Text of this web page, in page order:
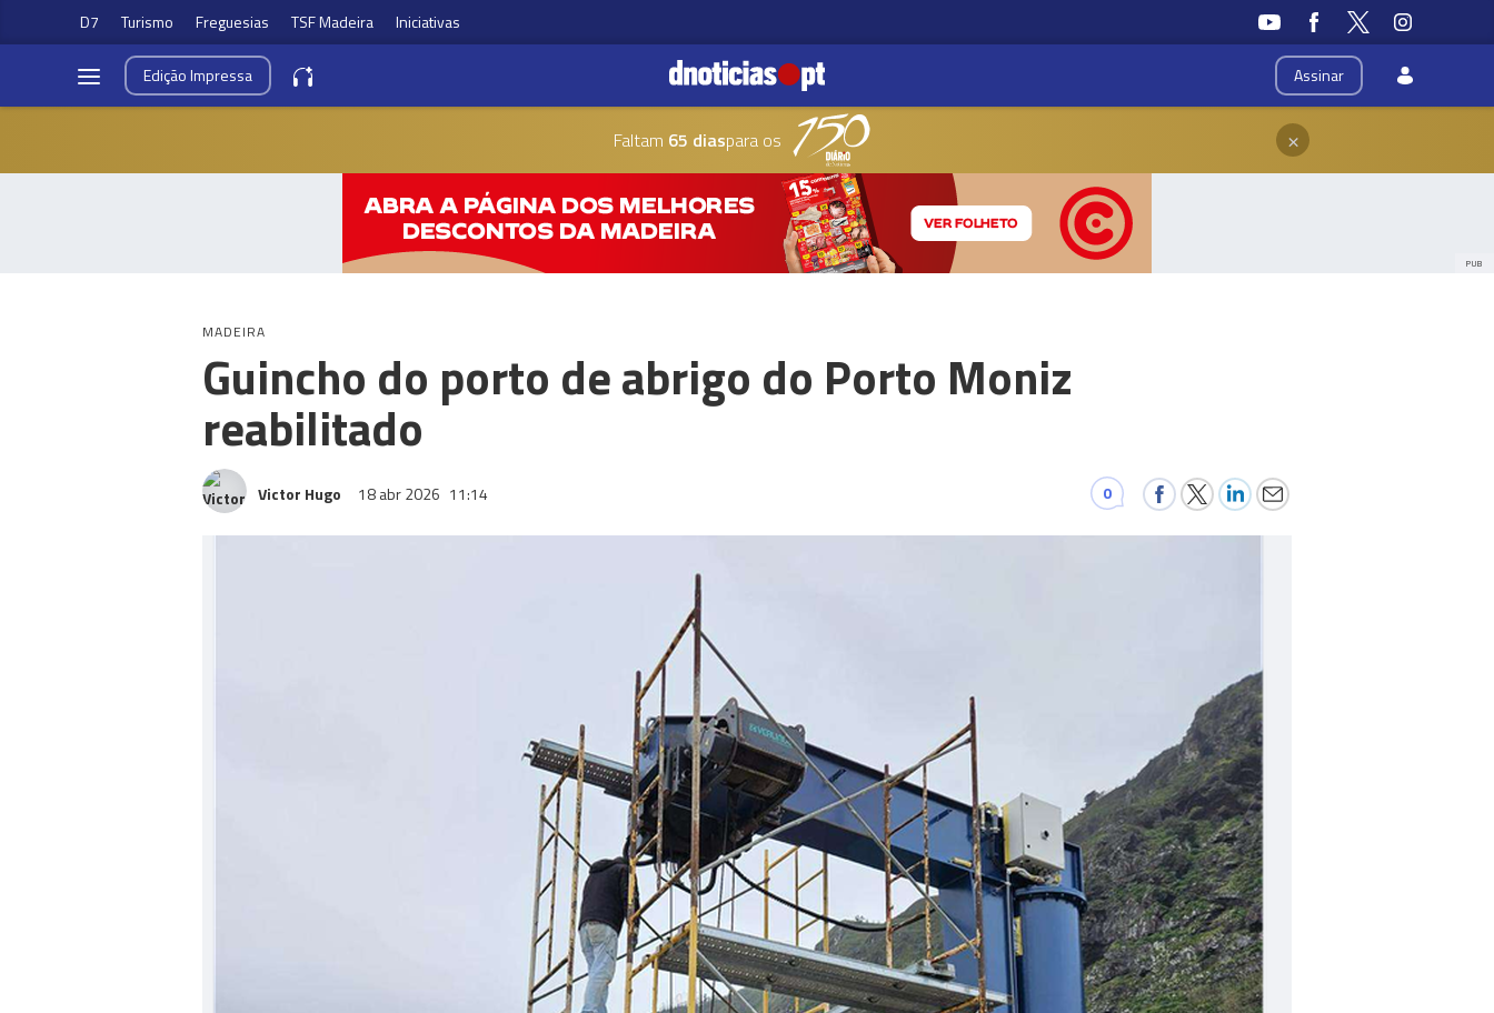
D7 Turismo Freguesias TSF Madeira Iniciativas
Assinar
EdiçãoImpressa
Faltam 65 diaspara os ×
PUB
MADEIRA
Guincho do porto de abrigo do Porto Moniz
reabilitado
Victor Hugo 18 abr 2026 11:14 0